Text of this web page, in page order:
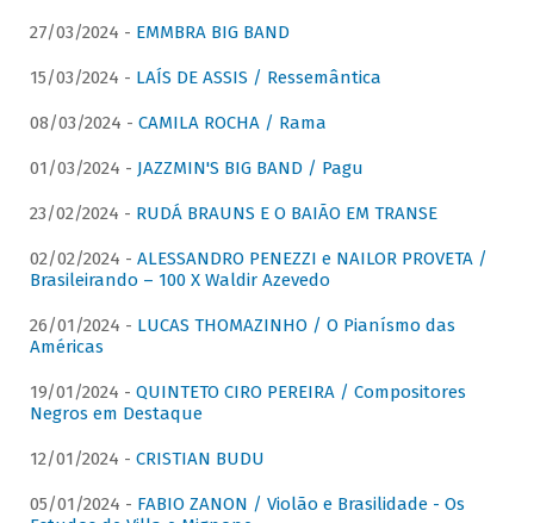
27/03/2024 - EMMBRA BIG BAND
15/03/2024 - LAÍS DE ASSIS / Ressemântica
08/03/2024 - CAMILA ROCHA / Rama
01/03/2024 - JAZZMIN'S BIG BAND / Pagu
23/02/2024 - RUDÁ BRAUNS E O BAIÃO EM TRANSE
02/02/2024 - ALESSANDRO PENEZZI e NAILOR PROVETA /
Brasileirando – 100 X Waldir Azevedo
26/01/2024 - LUCAS THOMAZINHO / O Pianísmo das
Américas
19/01/2024 - QUINTETO CIRO PEREIRA / Compositores
Negros em Destaque
12/01/2024 - CRISTIAN BUDU
05/01/2024 - FABIO ZANON / Violão e Brasilidade - Os